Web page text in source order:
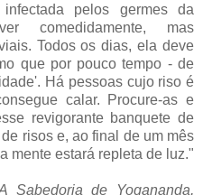
pelos germes da
comedidamente, mas
Todos os dias, ela deve
que por pouco tempo - de
Há pessoas cujo riso é
calar. Procure-as e
revigorante banquete de
risos e, ao final de um mês
mente estará repleta de luz."
Sabedoria de Yogananda,